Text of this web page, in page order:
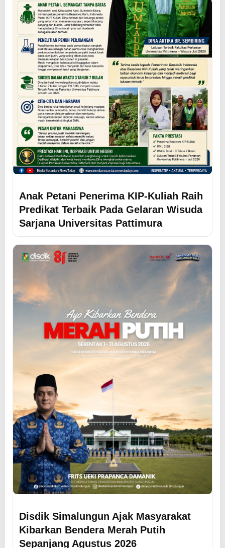
Anak Petani Penerima KIP-Kuliah Raih
Predikat Terbaik Pada Gelaran Wisuda
Sarjana Universitas Pattimura
Disdik Simalungun Ajak Masyarakat
Kibarkan Bendera Merah Putih
Sepanjang Agustus 2026